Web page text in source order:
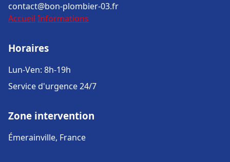
contact@bon-plombier-03.fr
Accueil Informations
Horaires
Lun-Ven: 8h-19h
Service d'urgence 24/7
Zone intervention
Émerainville, France